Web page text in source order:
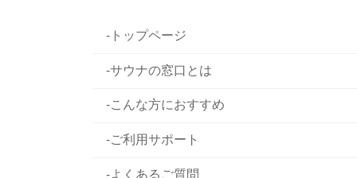
-トップページ
-サウナの窓口とは
-こんな方におすすめ
-ご利用サポート
-よくあるご質問